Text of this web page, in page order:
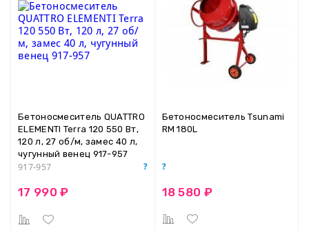
Бетоносмеситель QUATTRO
ELEMENTI Terra 120 550 Вт,
120 л, 27 об/м, замес 40 л,
чугунный венец 917-957
917-957
17 990 ₽
Бетоносмеситель Tsunami
RM 180L
18 580 ₽